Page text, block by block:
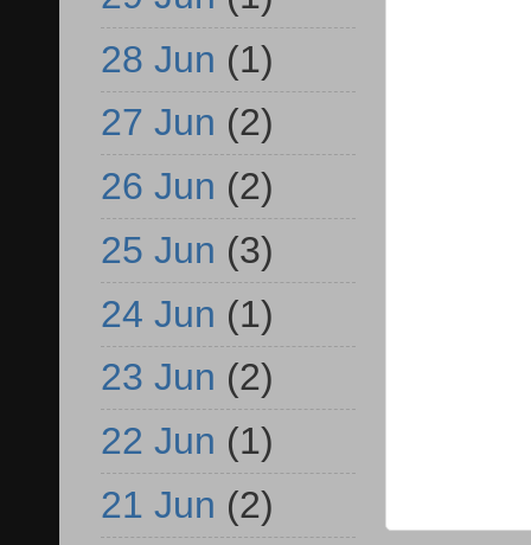
28 Jun (1)
27 Jun (2)
26 Jun (2)
25 Jun (3)
24 Jun (1)
23 Jun (2)
22 Jun (1)
21 Jun (2)